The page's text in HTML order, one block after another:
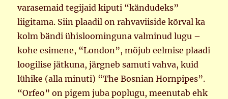
varasemaid tegijaid kiputi “kändudeks”
liigitama. Siin plaadil on rahvaviiside kõrval ka
kolm bändi ühisloominguna valminud lugu –
kohe esimene, “London”, mõjub eelmise plaadi
loogilise jätkuna, järgneb samuti vahva, kuid
lühike (alla minuti) “The Bosnian Hornpipes”.
“Orfeo” on pigem juba poplugu, meenutab ehk